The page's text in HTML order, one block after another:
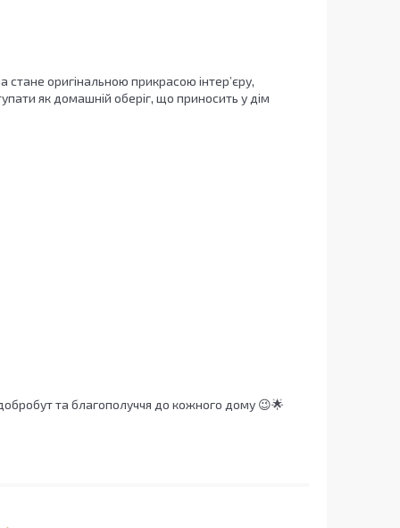
стане оригінальною прикрасою інтер’єру,
як домашній оберіг, що приносить у дім
та благополуччя до кожного дому 😉🌟